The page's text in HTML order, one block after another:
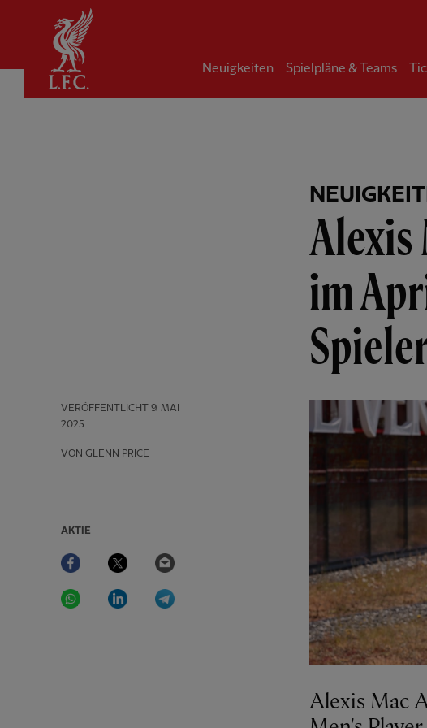
Neuigkeiten Spielpläne & Teams
Alexis
im
VERÖFFENTLICHT 9. MAI
2025
VON GLENN PRICE
AKTIE
Facebook Twitter
WhatsAppLinkedIn
Alexis Mac